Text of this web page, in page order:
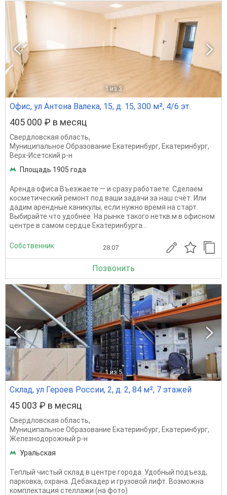
1 из 3
Офис, ул Антона Валека, 15, д. 15, 300 м², 4/6 эт.
405 000 ₽ в месяц
Свердловская область,
Муниципальное Образование Екатеринбург, Екатеринбург,
Верх-Исетский р-н
Площадь 1905 года
Аренда офиса Въезжаете — и сразу работаете. Сделаем
косметический ремонт под ваши задачи за наш счёт. Или
дадим арендные каникулы, если нужно время на старт.
Выбирайте что удобнее. На рынке такого неткв.м в офисном
центре в самом сердце Екатеринбурга...
Собственник 28.07
Позвонить
1 из 5
Склад, ул Героев России, 2, д. 2, 84 м², 7 этажей
45 003 ₽ в месяц
Свердловская область,
Муниципальное Образование Екатеринбург, Екатеринбург,
Железнодорожный р-н
Уральская
Теплый чистый склад в центре города. Удобный подъезд,
парковка, охрана. Дебакадер и грузовой лифт. Возможна
комплектация стеллажи (на фото)